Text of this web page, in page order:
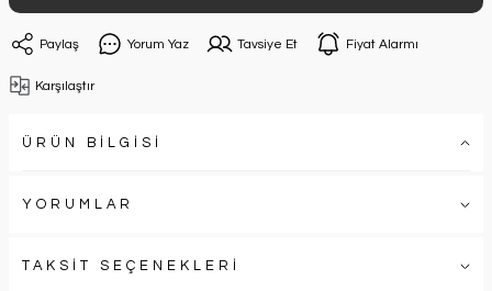
Paylaş Yorum Yaz Tavsiye Et Fiyat Alarmı
Karşılaştır
ÜRÜN BİLGİSİ
YORUMLAR
TAKSİT SEÇENEKLERİ